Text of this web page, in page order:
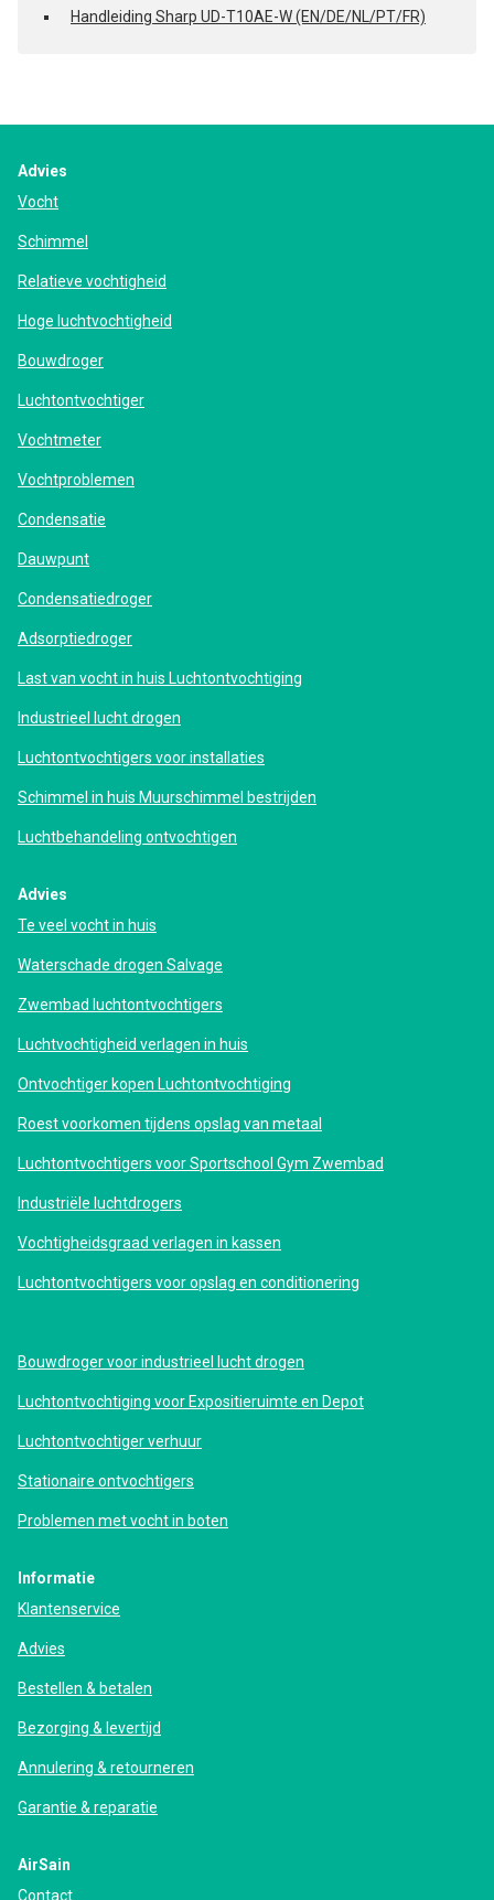
Handleiding Sharp UD-T10AE-W (EN/DE/NL/PT/FR)
Advies
Vocht
Schimmel
Relatieve vochtigheid
Hoge luchtvochtigheid
Bouwdroger
Luchtontvochtiger
Vochtmeter
Vochtproblemen
Condensatie
Dauwpunt
Condensatiedroger
Adsorptiedroger
Last van vocht in huis Luchtontvochtiging
Industrieel lucht drogen
Luchtontvochtigers voor installaties
Schimmel in huis Muurschimmel bestrijden
Luchtbehandeling ontvochtigen
Advies
Te veel vocht in huis
Waterschade drogen Salvage
Zwembad luchtontvochtigers
Luchtvochtigheid verlagen in huis
Ontvochtiger kopen Luchtontvochtiging
Roest voorkomen tijdens opslag van metaal
Luchtontvochtigers voor Sportschool Gym Zwembad
Industriële luchtdrogers
Vochtigheidsgraad verlagen in kassen
Luchtontvochtigers voor opslag en conditionering
Bouwdroger voor industrieel lucht drogen
Luchtontvochtiging voor Expositieruimte en Depot
Luchtontvochtiger verhuur
Stationaire ontvochtigers
Problemen met vocht in boten
Informatie
Klantenservice
Advies
Bestellen & betalen
Bezorging & levertijd
Annulering & retourneren
Garantie & reparatie
AirSain
Contact